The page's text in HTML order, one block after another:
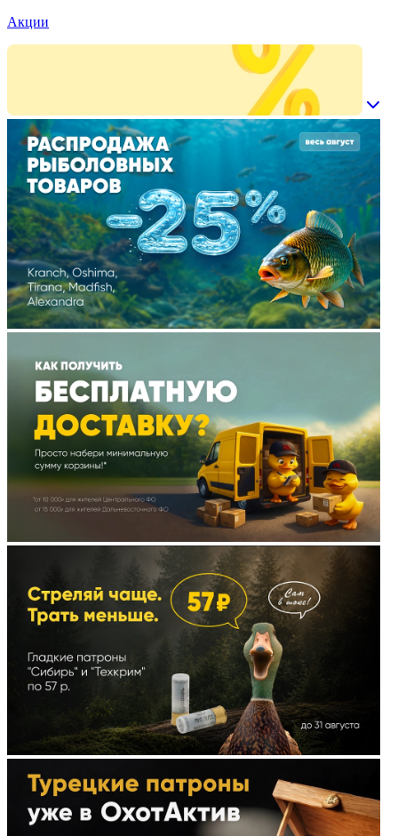
Акции